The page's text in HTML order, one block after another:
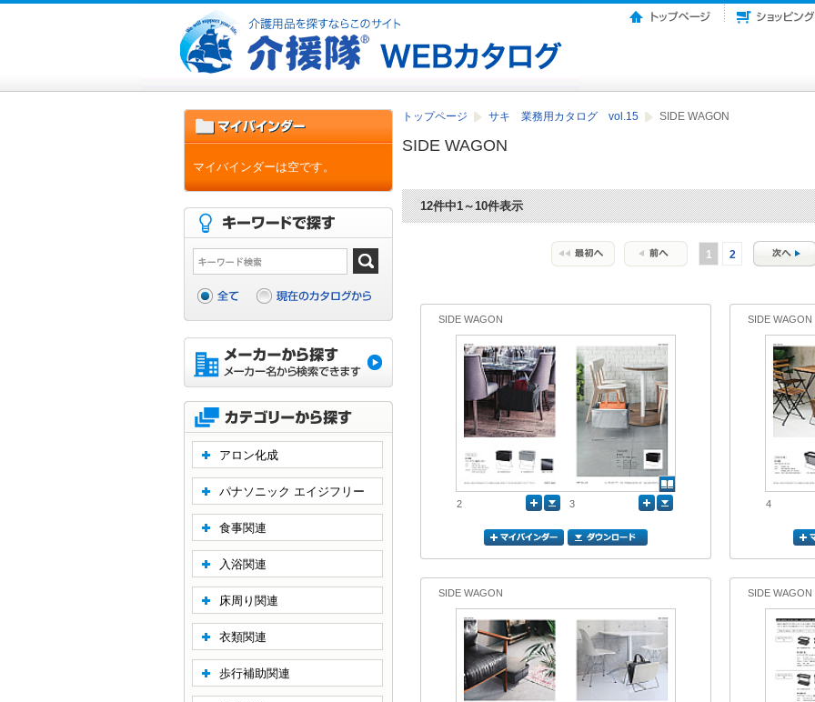
トップページ サキ 業務用カタログ vol.15 SIDE WAGON
SIDE WAGON
12件中1～10件表示
1 2
SIDE WAGON
2 3
SIDE WAGON
4
SIDE WAGON SIDE WAGON
マイバインダーは空です。
アロン化成
パナソニック エイジフリー
食事関連
入浴関連
床周り関連
衣類関連
歩行補助関連